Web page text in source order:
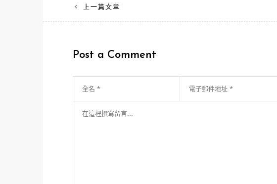
文
章
覽
上一篇文章
Post a Comment